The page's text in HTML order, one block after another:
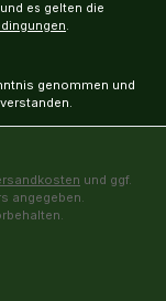
es gelten die
.
genommen und
und ggf.
angegeben.